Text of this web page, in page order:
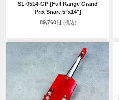
S1-0514-GP [Full Range Grand
Prix Snare 5"x14"]
89,760円 (税込)